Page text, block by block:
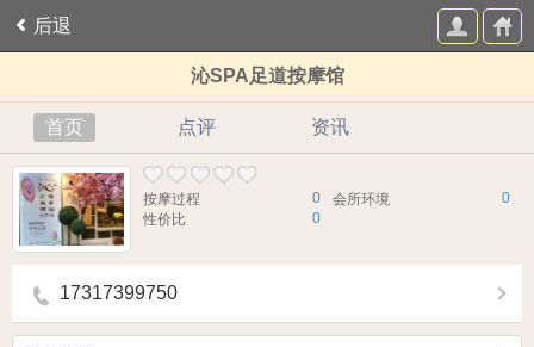
后退
沁SPA足道按摩馆
首页 点评 资讯
0
按摩过程 0
会所环境
0
性价比
17317399750